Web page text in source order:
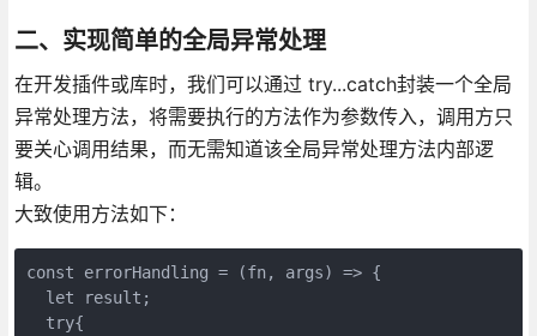
二、实现简单的全局异常处理
在开发插件或库时，我们可以通过 try...catch封装一个全局
异常处理方法，将需要执行的方法作为参数传入，调用方只
要关心调用结果，而无需知道该全局异常处理方法内部逻
辑。
大致使用方法如下：
const errorHandling = (fn, args) => {
  let result;
  try{